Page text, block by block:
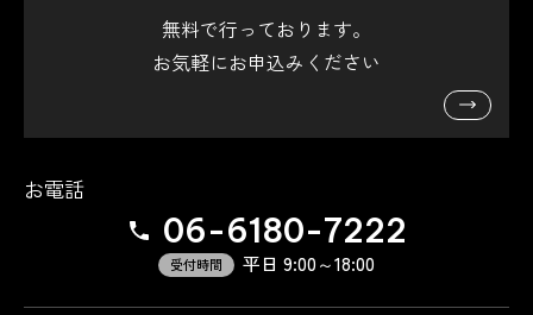
無料で行っております。
お気軽にお申込みください
お電話
06-6180-7222
受付時間 平日 9:00～18:00